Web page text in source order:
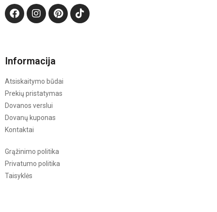
Informacija
Atsiskaitymo būdai
Prekių pristatymas
Dovanos verslui
Dovanų kuponas
Kontaktai
Grąžinimo politika
Privatumo politika
Taisyklės